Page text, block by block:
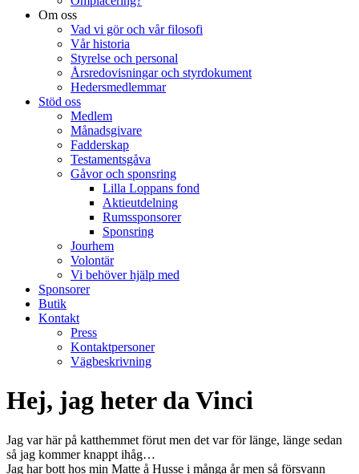
Om oss
Vad vi gör och vår filosofi
Vår historia
Styrelse och personal
Årsredovisningar och styrdokument
Hedersmedlemmar
Stöd oss
Medlem
Månadsgivare
Fadderskap
Testamentsgåva
Gåvor och sponsring
Lilla Loppans fond
Aktieutdelning
Rumssponsorer
Sponsring
Jourhem
Volontär
Vi behöver hjälp med
Sponsorer
Butik
Kontakt
Press
Kontaktpersoner
Vägbeskrivning
Hej, jag heter da Vinci
Jag var här på katthemmet förut men det var för länge, länge sedan
så jag kommer knappt ihåg…
Jag har bott hos min Matte å Husse i många år men så försvann